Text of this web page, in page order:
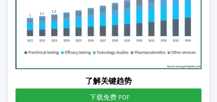
了解关键趋势
下载免费 PDF